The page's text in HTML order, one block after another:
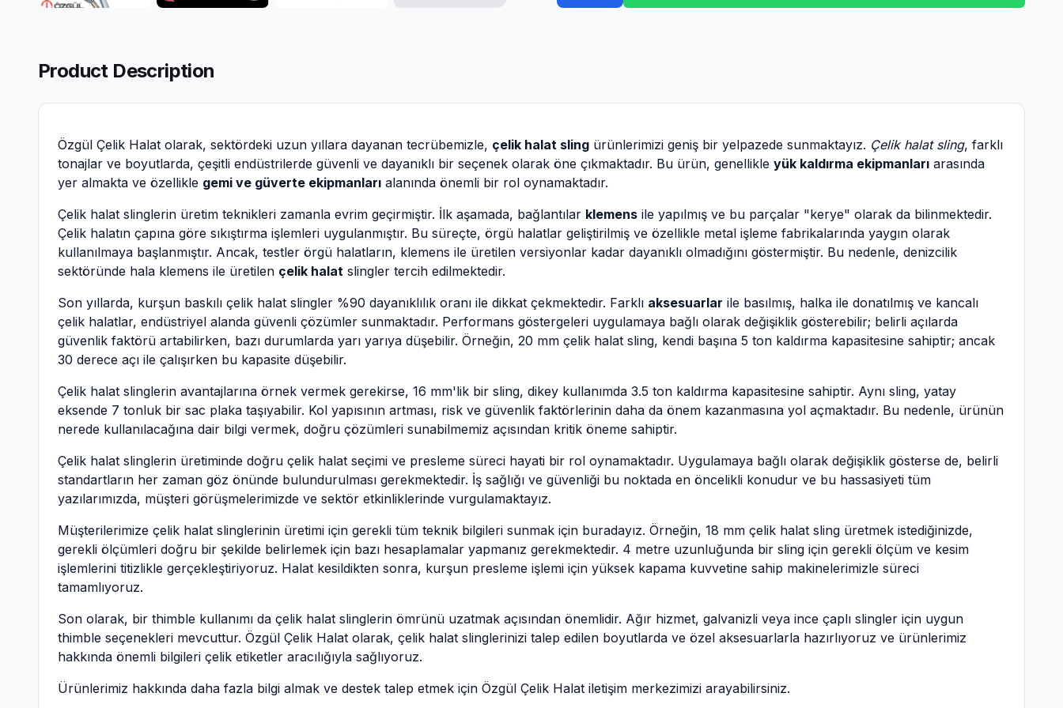
Product Description
Özgül Çelik Halat olarak, sektördeki uzun yıllara dayanan tecrübemizle, çelik halat sling ürünlerimizi geniş bir yelpazede sunmaktayız. Çelik halat sling, farklı
tonajlar ve boyutlarda, çeşitli endüstrilerde güvenli ve dayanıklı bir seçenek olarak öne çıkmaktadır. Bu ürün, genellikle yük kaldırma ekipmanları arasında
yer almakta ve özellikle gemi ve güverte ekipmanları alanında önemli bir rol oynamaktadır.
Çelik halat slinglerin üretim teknikleri zamanla evrim geçirmiştir. İlk aşamada, bağlantılar klemens ile yapılmış ve bu parçalar "kerye" olarak da bilinmektedir.
Çelik halatın çapına göre sıkıştırma işlemleri uygulanmıştır. Bu süreçte, örgü halatlar geliştirilmiş ve özellikle metal işleme fabrikalarında yaygın olarak
kullanılmaya başlanmıştır. Ancak, testler örgü halatların, klemens ile üretilen versiyonlar kadar dayanıklı olmadığını göstermiştir. Bu nedenle, denizcilik
sektöründe hala klemens ile üretilen çelik halat slingler tercih edilmektedir.
Son yıllarda, kurşun baskılı çelik halat slingler %90 dayanıklılık oranı ile dikkat çekmektedir. Farklı aksesuarlar ile basılmış, halka ile donatılmış ve kancalı
çelik halatlar, endüstriyel alanda güvenli çözümler sunmaktadır. Performans göstergeleri uygulamaya bağlı olarak değişiklik gösterebilir; belirli açılarda
güvenlik faktörü artabilirken, bazı durumlarda yarı yarıya düşebilir. Örneğin, 20 mm çelik halat sling, kendi başına 5 ton kaldırma kapasitesine sahiptir; ancak
30 derece açı ile çalışırken bu kapasite düşebilir.
Çelik halat slinglerin avantajlarına örnek vermek gerekirse, 16 mm'lik bir sling, dikey kullanımda 3.5 ton kaldırma kapasitesine sahiptir. Aynı sling, yatay
eksende 7 tonluk bir sac plaka taşıyabilir. Kol yapısının artması, risk ve güvenlik faktörlerinin daha da önem kazanmasına yol açmaktadır. Bu nedenle, ürünün
nerede kullanılacağına dair bilgi vermek, doğru çözümleri sunabilmemiz açısından kritik öneme sahiptir.
Çelik halat slinglerin üretiminde doğru çelik halat seçimi ve presleme süreci hayati bir rol oynamaktadır. Uygulamaya bağlı olarak değişiklik gösterse de, belirli
standartların her zaman göz önünde bulundurulması gerekmektedir. İş sağlığı ve güvenliği bu noktada en öncelikli konudur ve bu hassasiyeti tüm
yazılarımızda, müşteri görüşmelerimizde ve sektör etkinliklerinde vurgulamaktayız.
Müşterilerimize çelik halat slinglerinin üretimi için gerekli tüm teknik bilgileri sunmak için buradayız. Örneğin, 18 mm çelik halat sling üretmek istediğinizde,
gerekli ölçümleri doğru bir şekilde belirlemek için bazı hesaplamalar yapmanız gerekmektedir. 4 metre uzunluğunda bir sling için gerekli ölçüm ve kesim
işlemlerini titizlikle gerçekleştiriyoruz. Halat kesildikten sonra, kurşun presleme işlemi için yüksek kapama kuvvetine sahip makinelerimizle süreci
tamamlıyoruz.
Son olarak, bir thimble kullanımı da çelik halat slinglerin ömrünü uzatmak açısından önemlidir. Ağır hizmet, galvanizli veya ince çaplı slingler için uygun
thimble seçenekleri mevcuttur. Özgül Çelik Halat olarak, çelik halat slinglerinizi talep edilen boyutlarda ve özel aksesuarlarla hazırlıyoruz ve ürünlerimiz
hakkında önemli bilgileri çelik etiketler aracılığıyla sağlıyoruz.
Ürünlerimiz hakkında daha fazla bilgi almak ve destek talep etmek için Özgül Çelik Halat iletişim merkezimizi arayabilirsiniz.